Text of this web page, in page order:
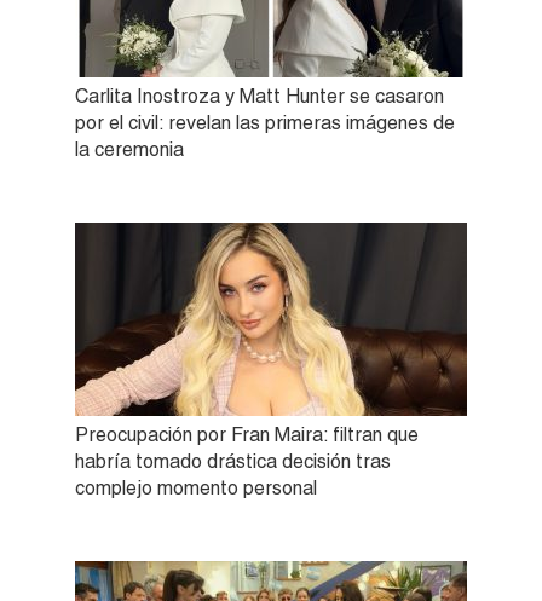
Carlita Inostroza y Matt Hunter se casaron
por el civil: revelan las primeras imágenes de
la ceremonia
Preocupación por Fran Maira: filtran que
habría tomado drástica decisión tras
complejo momento personal